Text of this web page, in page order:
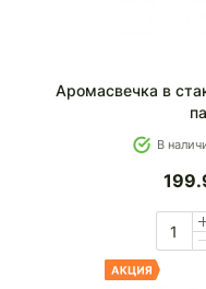
Аромасвечка в
В